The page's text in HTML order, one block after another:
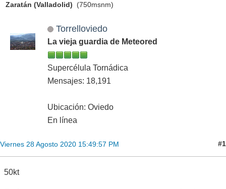
Zaratán (Valladolid) (750msnm)
Torrelloviedo
La vieja guardia de Meteored
Supercélula Tornádica
Mensajes: 18,191
Ubicación: Oviedo
En línea
Viernes 28 Agosto 2020 15:49:57 PM #1
50kt